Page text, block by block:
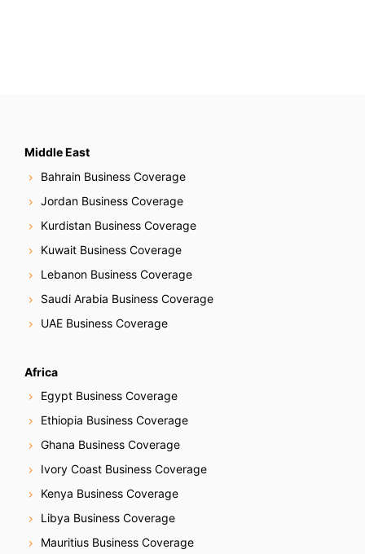
Middle East
Bahrain Business Coverage
Jordan Business Coverage
Kurdistan Business Coverage
Kuwait Business Coverage
Lebanon Business Coverage
Saudi Arabia Business Coverage
UAE Business Coverage
Africa
Egypt Business Coverage
Ethiopia Business Coverage
Ghana Business Coverage
Ivory Coast Business Coverage
Kenya Business Coverage
Libya Business Coverage
Mauritius Business Coverage